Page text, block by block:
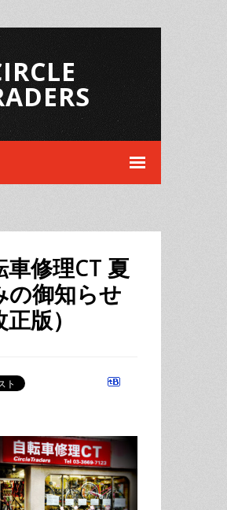
車修理CT 夏
の御知らせ
正版）